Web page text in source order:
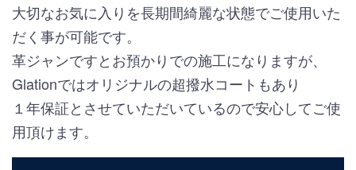
大切なお気に入りを長期間綺麗な状態でご使用いた
だく事が可能です。
革ジャンですとお預かりでの施工になりますが、
Glationではオリジナルの超撥水コートもあり
１年保証とさせていただいているので安心してご使
用頂けます。